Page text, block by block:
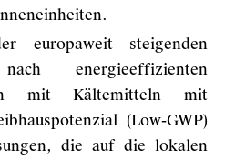
europaweit steigenden
energieeffizienten
mit Kältemitteln mit
(Low-GWP)
die auf die lokalen